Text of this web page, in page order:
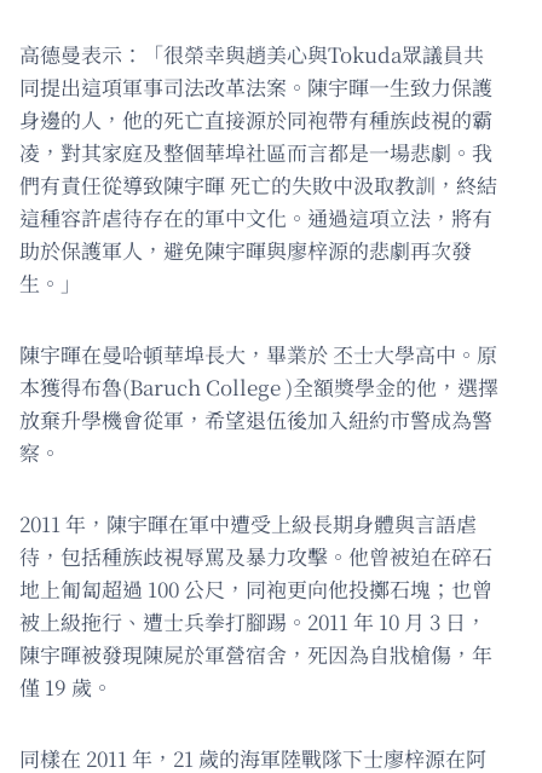
高德曼表示：「很榮幸與趙美心與Tokuda眾議員共
同提出這項軍事司法改革法案。陳宇暉一生致力保護
身邊的人，他的死亡直接源於同袍帶有種族歧視的霸
凌，對其家庭及整個華埠社區而言都是一場悲劇。我
們有責任從導致陳宇暉 死亡的失敗中汲取教訓，終結
這種容許虐待存在的軍中文化。通過這項立法，將有
助於保護軍人，避免陳宇暉與廖梓源的悲劇再次發
生。」
陳宇暉在曼哈頓華埠長大，畢業於 丕士大學高中。原
本獲得布魯(Baruch College )全額獎學金的他，選擇
放棄升學機會從軍，希望退伍後加入紐約市警成為警
察。
2011 年，陳宇暉在軍中遭受上級長期身體與言語虐
待，包括種族歧視辱罵及暴力攻擊。他曾被迫在碎石
地上匍匐超過 100 公尺，同袍更向他投擲石塊；也曾
被上級拖行、遭士兵拳打腳踢。2011 年 10 月 3 日，
陳宇暉被發現陳屍於軍營宿舍，死因為自戕槍傷，年
僅 19 歲。
同樣在 2011 年，21 歲的海軍陸戰隊下士廖梓源在阿